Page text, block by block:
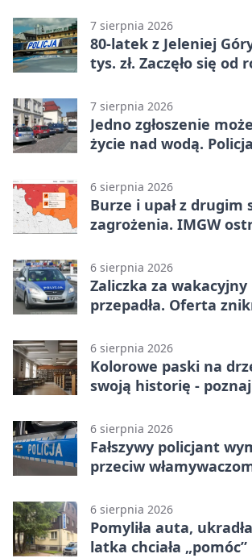
7 sierpnia 2026
80-latek z Jeleniej
tys. zł. Zaczęło się od
7 sierpnia 2026
Jedno zgłoszenie
życie nad wodą.
6 sierpnia 2026
Burze i upał z drugim
zagrożenia. IMGW
6 sierpnia 2026
Zaliczka za wakacyjny
przepadła. Oferta
6 sierpnia 2026
Kolorowe paski na
swoją historię -
6 sierpnia 2026
Fałszywy policjant
przeciw
6 sierpnia 2026
Pomyliła auta,
latka chciała